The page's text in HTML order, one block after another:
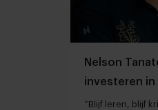
Nelson
investeren in
leveranciers
“Blijf leren, blijf